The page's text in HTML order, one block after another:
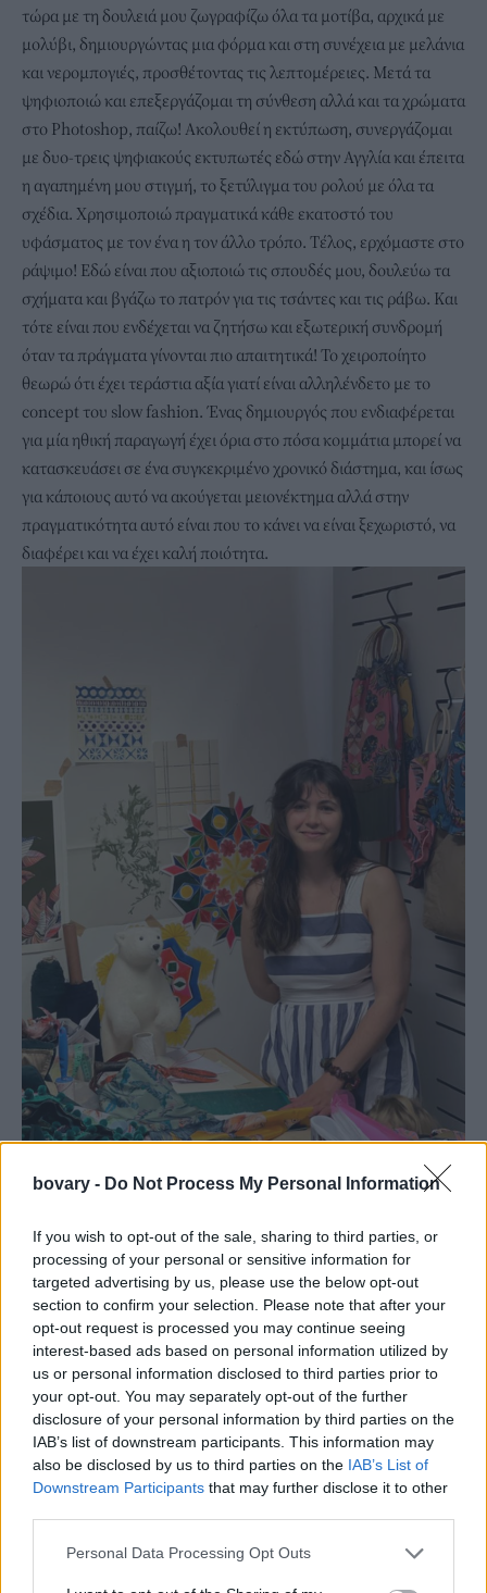
bovary - Do Not Process My Personal Information
If you wish to opt-out of the sale, sharing to third parties, or
processing of your personal or sensitive information for
targeted advertising by us, please use the below opt-out
section to confirm your selection. Please note that after your
opt-out request is processed you may continue seeing
interest-based ads based on personal information utilized by
us or personal information disclosed to third parties prior to
your opt-out. You may separately opt-out of the further
disclosure of your personal information by third parties on the
IAB’s list of downstream participants. This information may
also be disclosed by us to third parties on the IAB’s List of
Downstream Participants that may further disclose it to other
Personal Data Processing Opt Outs
τώρα με τη δουλειά μου ζωγραφίζω όλα τα μοτίβα, αρχικά με
μολύβι, δημιουργώντας μια φόρμα και στη συνέχεια με μελάνια
και νερομπογιές, προσθέτοντας τις λεπτομέρειες. Μετά τα
ψηφιοποιώ και επεξεργάζομαι τη σύνθεση αλλά και τα χρώματα
στο Photoshop, παίζω! Ακολουθεί η εκτύπωση, συνεργάζομαι
με δυο-τρεις ψηφιακούς εκτυπωτές εδώ στην Αγγλία και έπειτα
η αγαπημένη μου στιγμή, το ξετύλιγμα του ρολού με όλα τα
σχέδια. Χρησιμοποιώ πραγματικά κάθε εκατοστό του
υφάσματος με τον ένα η τον άλλο τρόπο. Τέλος, ερχόμαστε στο
ράψιμο! Εδώ είναι που αξιοποιώ τις σπουδές μου, δουλεύω τα
σχήματα και βγάζω το πατρόν για τις τσάντες και τις ράβω. Και
τότε είναι που ενδέχεται να ζητήσω και εξωτερική συνδρομή
όταν τα πράγματα γίνονται πιο απαιτητικά! Το χειροποίητο
θεωρώ ότι έχει τεράστια αξία γιατί είναι αλληλένδετο με το
concept του slow fashion. Ένας δημιουργός που ενδιαφέρεται
για μία ηθική παραγωγή έχει όρια στο πόσα κομμάτια μπορεί να
κατασκευάσει σε ένα συγκεκριμένο χρονικό διάστημα, και ίσως
για κάποιους αυτό να ακούγεται μειονέκτημα αλλά στην
πραγματικότητα αυτό είναι που το κάνει να είναι ξεχωριστό, να
διαφέρει και να έχει καλή ποιότητα.
Η Ελληνίδα designer που κέρδισε τη θέση της στο V&A